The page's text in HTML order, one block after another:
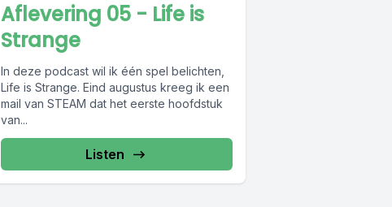
Aflevering 05 - Life is
Strange
In deze podcast wil ik één spel belichten,
Life is Strange. Eind augustus kreeg ik een
mail van STEAM dat het eerste hoofdstuk
van...
Listen